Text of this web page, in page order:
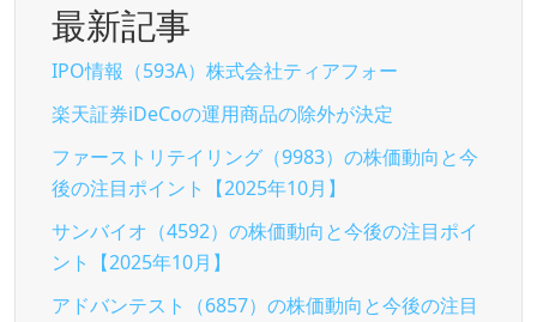
最新記事
IPO情報（593A）株式会社ティアフォー
楽天証券iDeCoの運用商品の除外が決定
ファーストリテイリング（9983）の株価動向と今
後の注目ポイント【2025年10月】
サンバイオ（4592）の株価動向と今後の注目ポイ
ント【2025年10月】
アドバンテスト（6857）の株価動向と今後の注目